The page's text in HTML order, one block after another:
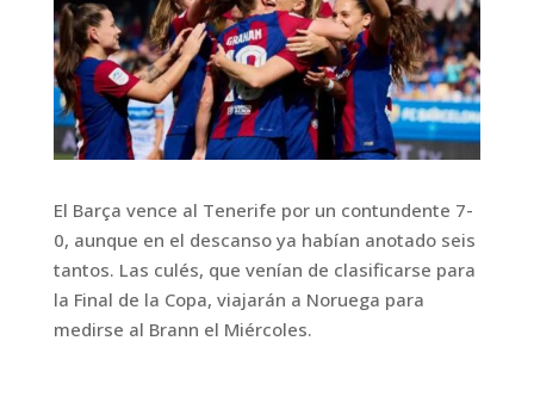
El Barça vence al Tenerife por un contundente 7-
0, aunque en el descanso ya habían anotado seis
tantos. Las culés, que venían de clasificarse para
la Final de la Copa, viajarán a Noruega para
medirse al Brann el Miércoles.